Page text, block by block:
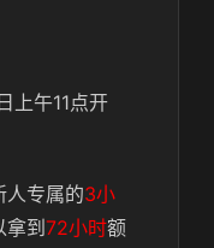
上午11点开
人专属的3小
到 72小时额